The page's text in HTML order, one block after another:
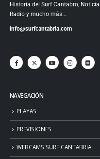
Historia del Surf Cantabro,
Radio y mucho más…
info@surfcantabria.com
NAVEGACIÓN
PLAYAS
PREVISIONES
WEBCAMS SURF CANTABRIA